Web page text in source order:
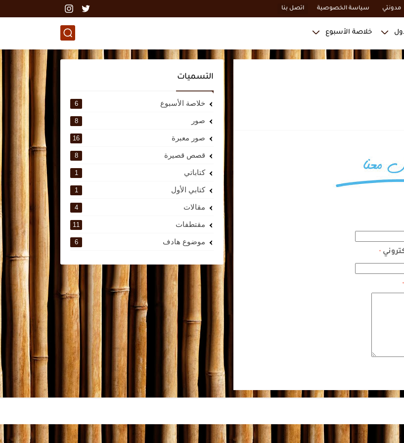
مدونتي سياسة الخصوصية اتصل بنا
خلاصة الأسبوع
*
*
التسميات
خلاصة الأسبوع 6
صور 8
صور معبرة 16
قصص قصيرة 8
كتاباتي 1
كتابي الأول 1
مقالات 4
مقتطفات 11
موضوع هادف 6